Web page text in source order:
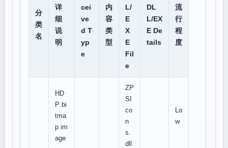
分
类
名
详
细
说
明
cei
ve
d T
yp
e
内
容
类
型
L/
E
X
E
Fil
e
DL
L/EX
E De
tails
流
行
程
度
HD
P bi
tma
p im
age
ZP
SI
co
n
s.
dll
Lo
w